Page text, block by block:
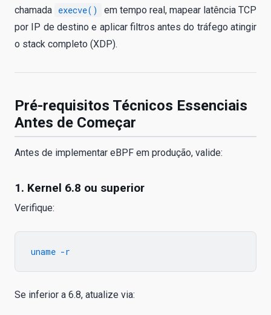
chamada execve()
em tempo real, mapear latência TCP
por IP de destino e aplicar filtros antes do tráfego atingir
o stack completo (XDP).
Pré-requisitos Técnicos Essenciais
Antes de Começar
Antes de implementar eBPF em produção, valide:
1. Kernel 6.8 ou superior
Verifique:
Se inferior a 6.8, atualize via: